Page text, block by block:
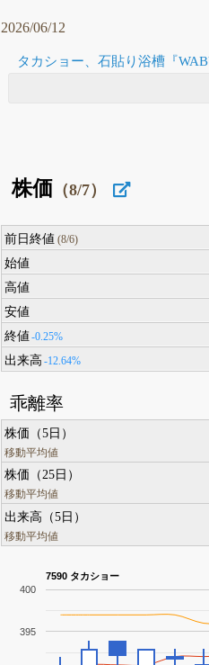
2026/06/12
タカショー、石貼り浴槽『
株価 （8/7）
前日終値 (8/6)
始値
高値
安値
終値 -0.25%
出来高 -12.64%
乖離率
株価（5日）
移動平均値
株価（25日）
移動平均値
出来高（5日）
移動平均値
7590 タカショー
395
400